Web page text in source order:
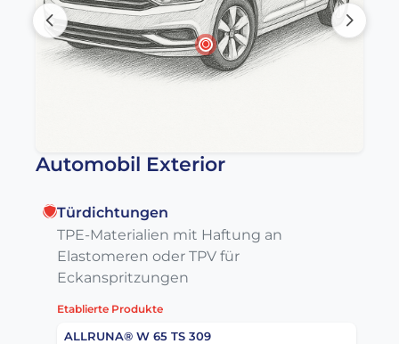
Automobil Exterior
Türdichtungen
TPE-Materialien mit Haftung an
Elastomeren oder TPV für
Eckanspritzungen
Etablierte Produkte
ALLRUNA® W 65 TS 309